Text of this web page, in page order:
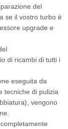
del
se il vostro turbo è
upgrade e
di ricambi di tutti i
eseguita da
tecniche di pulizia
vengono